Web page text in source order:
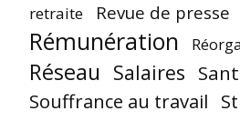
retraite Revue de presse
Rémunération
Réseau Salaires
Souffrance au travail